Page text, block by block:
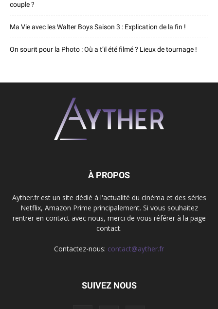
couple ?
Ma Vie avec les Walter Boys Saison 3 : Explication de la fin !
On sourit pour la Photo : Où a t’il été filmé ? Lieux de tournage !
À PROPOS
Ayther.fr est un site dédié à l'actualité du cinéma et des séries
Netflix, Amazon Prime principalement. Si vous souhaitez
rentrer en contact avec nous, merci de vous référer à la page
contact.
Contactez-nous: contact@ayther.fr
SUIVEZ NOUS